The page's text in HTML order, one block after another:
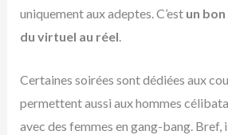
uniquement aux adeptes. C’est un
du virtuel au réel.
Certaines soirées sont dédiées aux
permettent aussi aux hommes
avec des femmes en gang-bang. Bref,